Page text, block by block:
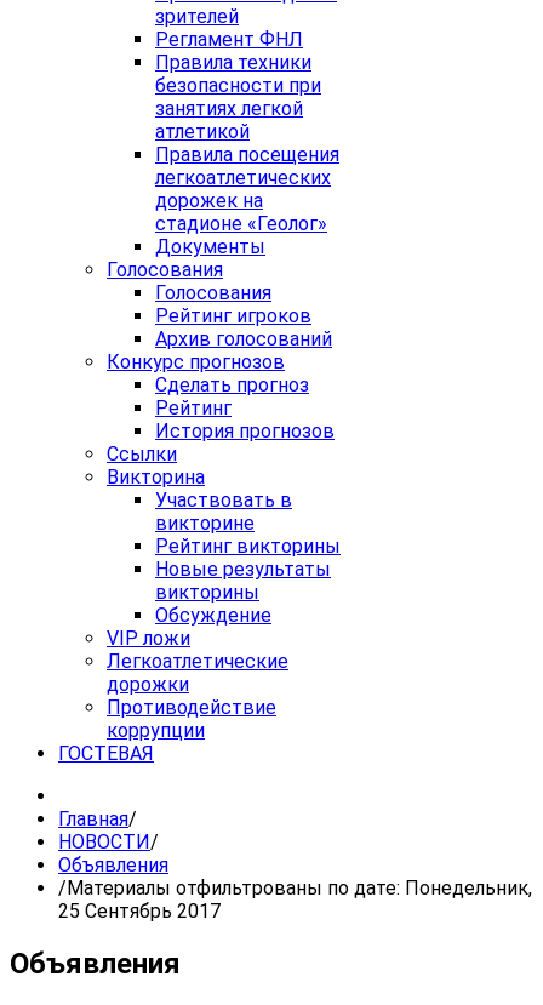
зрителей
Регламент ФНЛ
Правила техники
безопасности при
занятиях легкой
атлетикой
Правила посещения
легкоатлетических
дорожек на
стадионе «Геолог»
Документы
Голосования
Голосования
Рейтинг игроков
Архив голосований
Конкурс прогнозов
Сделать прогноз
Рейтинг
История прогнозов
Ссылки
Викторина
Участвовать в
викторине
Рейтинг викторины
Новые результаты
викторины
Обсуждение
VIP ложи
Легкоатлетические
дорожки
Противодействие
коррупции
ГОСТЕВАЯ
Главная/
НОВОСТИ/
Объявления
/ Материалы отфильтрованы по дате: Понедельник,
25 Сентябрь 2017
Объявления